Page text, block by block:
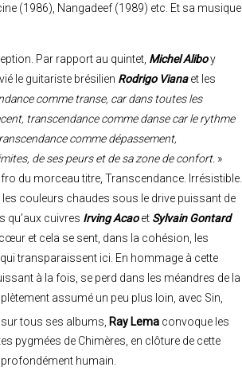
(1986), Nangadeef (1989) etc. Et sa musique
Par rapport au quintet, Michel Aliboy
le guitariste brésilien Rodrigo Vianaet les
comme transe, car dans toutes les
transcendance comme danse car le rythme
comme dépassement,
de ses peurs et de sa zone de confort. »
du morceau titre, Transcendance. Irrésistible.
couleurs chaudes sous le drive puissant de
qu’aux cuivres Irving Acaoet Sylvain Gontard
et cela se sent, dans la cohésion, les
transparaissent ici. En hommage à cette
à la fois, se perd dans les méandres de la
assumé un peu plus loin, avec Sin,
sur tous ses albums, Ray Lema convoque les
pygmées de Chimères, en clôture de cette
humain.